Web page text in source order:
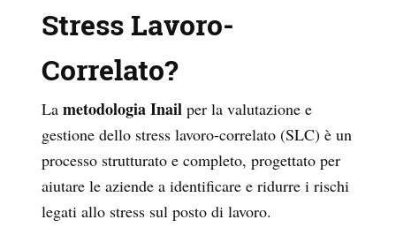
Stress Lavoro-
Correlato?
La metodologia Inail per la valutazione e
gestione dello stress lavoro-correlato (SLC) è un
processo strutturato e completo, progettato per
aiutare le aziende a identificare e ridurre i rischi
legati allo stress sul posto di lavoro.